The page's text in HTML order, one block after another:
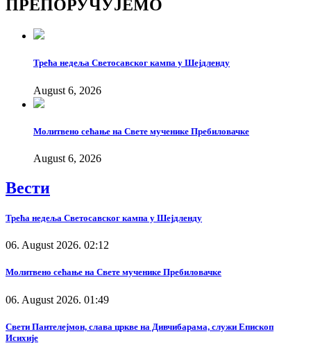
ПРЕПОРУЧУЈЕМО
Трећа недеља Светосавског кампа у Шејдленду
August 6, 2026
Молитвено сећање на Свете мученике Пребиловачке
August 6, 2026
Вести
Трећа недеља Светосавског кампа у Шејдленду
06. August 2026. 02:12
Молитвено сећање на Свете мученике Пребиловачке
06. August 2026. 01:49
Свети Пантелејмон, слава цркве на Дивчибарама, служи Епископ
Исихије